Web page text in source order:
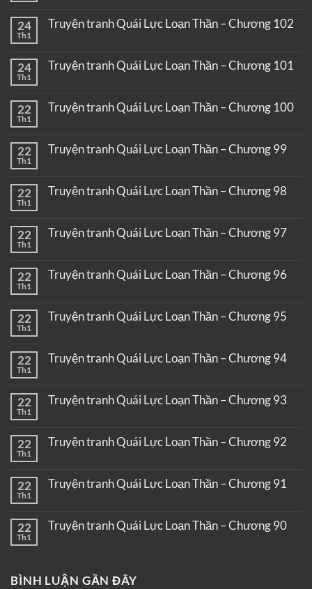
24
Th1
Truyện tranh Quái Lực Loạn Thần – Chương 102
24
Th1
Truyện tranh Quái Lực Loạn Thần – Chương 101
22
Th1
Truyện tranh Quái Lực Loạn Thần – Chương 100
22
Th1
Truyện tranh Quái Lực Loạn Thần – Chương 99
22
Th1
Truyện tranh Quái Lực Loạn Thần – Chương 98
22
Th1
Truyện tranh Quái Lực Loạn Thần – Chương 97
22
Th1
Truyện tranh Quái Lực Loạn Thần – Chương 96
22
Th1
Truyện tranh Quái Lực Loạn Thần – Chương 95
22
Th1
Truyện tranh Quái Lực Loạn Thần – Chương 94
22
Th1
Truyện tranh Quái Lực Loạn Thần – Chương 93
22
Th1
Truyện tranh Quái Lực Loạn Thần – Chương 92
22
Th1
Truyện tranh Quái Lực Loạn Thần – Chương 91
22
Th1
Truyện tranh Quái Lực Loạn Thần – Chương 90
BÌNH LUẬN GẦN ĐÂY